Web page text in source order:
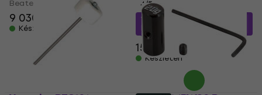
Beater
9 030 Ft
Készleten
4/5
14 200 Fta következő
MUZMUZ-10
15 900 Ft
Készleten